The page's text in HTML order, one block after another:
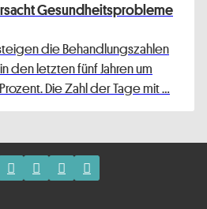
Gesundheitsprobleme
die Behandlungszahlen
den letzten fünf Jahren um
Die Zahl der Tage mit …